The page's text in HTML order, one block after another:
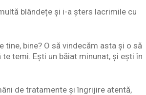
blândețe și i-a șters lacrimile cu
tine, bine? O să vindecăm asta și o să
te temi. Ești un băiat minunat, și ești în
de tratamente și îngrijire atentă,